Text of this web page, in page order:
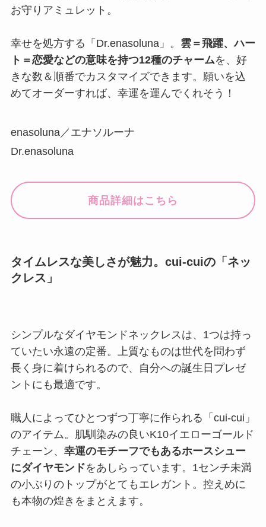
お守りアミュレット。
幸せを処方する「Dr.enasoluna」。 雲＝飛躍、ハー
ト＝恋愛などの意味を持つ12種のチャームを、好
きな数＆順番でカスタマイズできます。願いを込
めてオーダーすれば、幸運を運んでくれそう！
enasoluna／エナソルーナ
Dr.enasoluna
商品詳細はこちら
タイムレスな美しさが魅力。cui-cuiの「ネッ
クレス」
シンプルなダイヤモンドネックレスは、1つは持っ
ていたい永遠の定番。上質なものは世代を問わず
長く身に着けられるので、自分への誕生日プレゼ
ントにも最適です。
職人によってひとつずつ丁寧に作られる「cui-cui」
のアイテム。肌馴染みの良いK10イエローゴールド
チェーン、 幸運のモチーフでもあるホースシュー
にダイヤモンドをあしらっています。1センチ未満
の小ぶりのトップがとてもエレガント。控えめに
も本物の煌きをまとえます。